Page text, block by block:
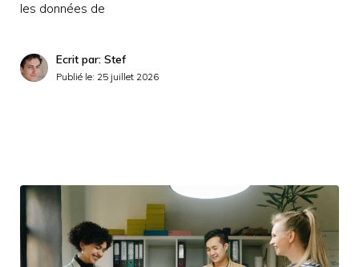
les données de
Ecrit par: Stef
Publié le: 25 juillet 2026